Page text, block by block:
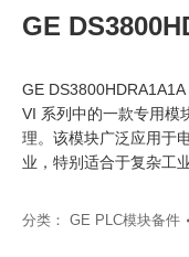
GE
GE
VI 系列中的一款专用模
理。该模块广泛应用于
业，特别适合于复杂工
分类： GE PLC模块备件